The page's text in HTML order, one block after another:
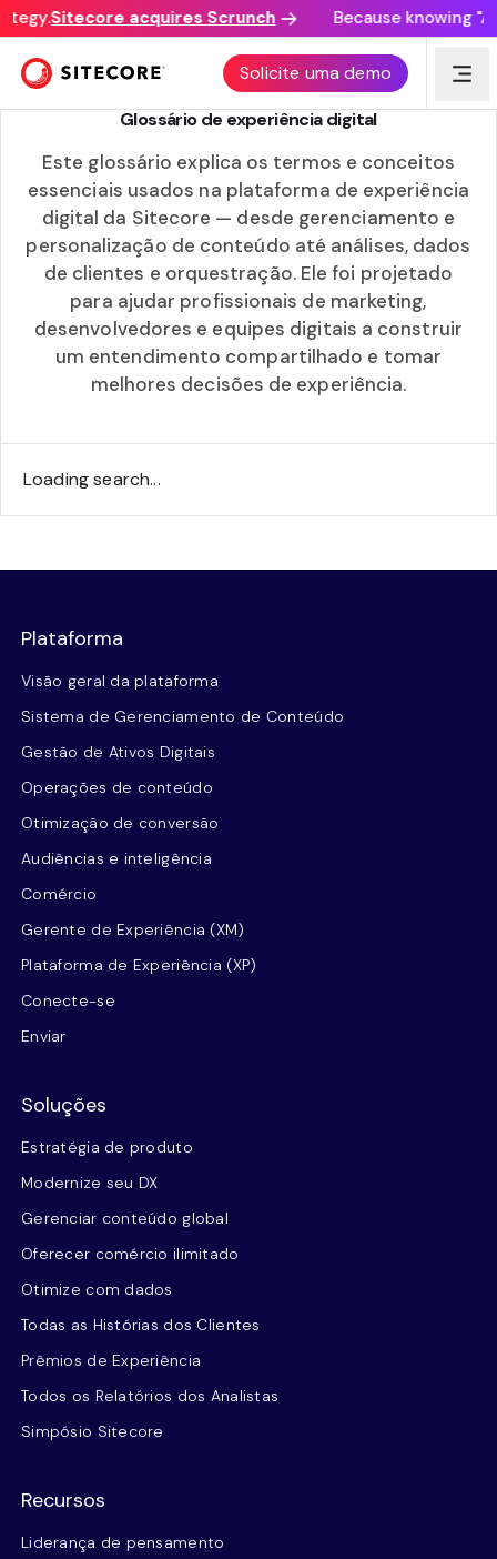
Sitecore acquires Scrunch Because knowing
Solicite uma demo
GLOSSÁRIO
Glossário de experiência digital
Este glossário explica os termos e conceitos
essenciais usados na plataforma de experiência
digital da Sitecore — desde gerenciamento e
personalização de conteúdo até análises, dados
de clientes e orquestração. Ele foi projetado
para ajudar profissionais de marketing,
desenvolvedores e equipes digitais a construir
um entendimento compartilhado e tomar
melhores decisões de experiência.
Loading search...
Plataforma
Visão geral da plataforma
Sistema de Gerenciamento de Conteúdo
Gestão de Ativos Digitais
Operações de conteúdo
Otimização de conversão
Audiências e inteligência
Comércio
Gerente de Experiência (XM)
Plataforma de Experiência (XP)
Conecte-se
Enviar
Soluções
Estratégia de produto
Modernize seu DX
Gerenciar conteúdo global
Oferecer comércio ilimitado
Otimize com dados
Todas as Histórias dos Clientes
Prêmios de Experiência
Todos os Relatórios dos Analistas
Simpósio Sitecore
Recursos
Liderança de pensamento